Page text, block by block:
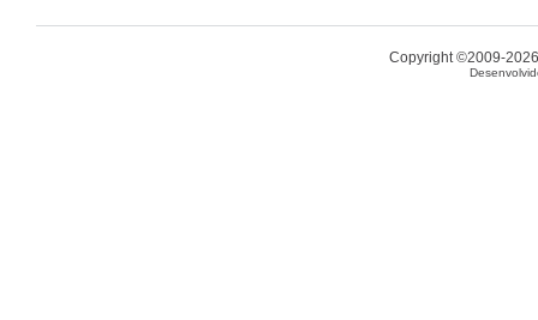
Copyright ©2009-